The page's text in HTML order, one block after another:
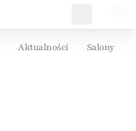
Aktualności Salony